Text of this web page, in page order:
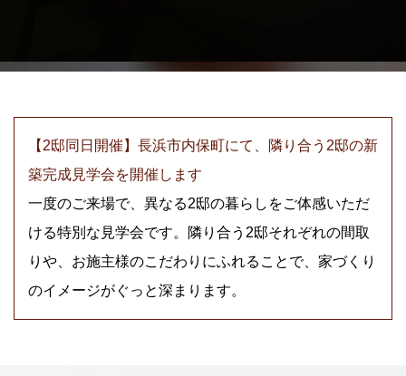
【2邸同日開催】長浜市内保町にて、隣り合う2邸の新
築完成見学会を開催します
一度のご来場で、異なる2邸の暮らしをご体感いただ
ける特別な見学会です。隣り合う2邸それぞれの間取
りや、お施主様のこだわりにふれることで、家づくり
のイメージがぐっと深まります。